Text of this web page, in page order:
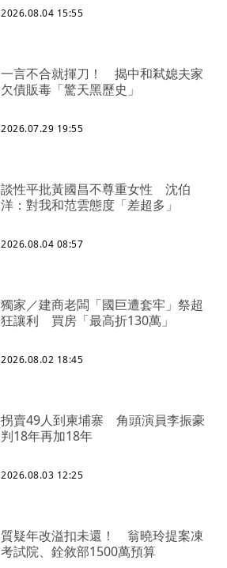
2026.08.04 15:55
一言不合就揮刀！ 揭中和弒媳夫家
欠債販毒「驚天黑歷史」
2026.07.29 19:55
談性平批黃國昌不尊重女性 沈伯
洋：對我和范雲態度「差超多」
2026.08.04 08:57
獨家／建商老闆「國巨遭套牢」祭超
狂讓利 買房「最高折130萬」
2026.08.02 18:45
拐賣49人到柬埔寨 角頭演員李振豪
判18年再加18年
2026.08.03 12:25
質疑年改溢扣未還！ 翁曉玲提案凍
考試院、銓敘部1500萬預算